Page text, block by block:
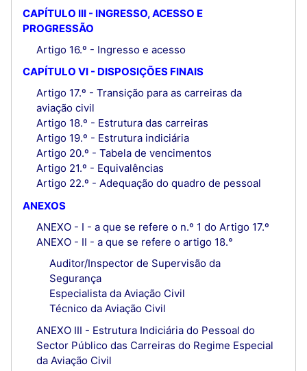
CAPÍTULO III - INGRESSO, ACESSO E
PROGRESSÃO
Artigo 16.º - Ingresso e acesso
CAPÍTULO VI - DISPOSIÇÕES FINAIS
Artigo 17.º - Transição para as carreiras da
aviação civil
Artigo 18.º - Estrutura das carreiras
Artigo 19.º - Estrutura indiciária
Artigo 20.º - Tabela de vencimentos
Artigo 21.º - Equivalências
Artigo 22.º - Adequação do quadro de pessoal
ANEXOS
ANEXO - I - a que se refere o n.º 1 do Artigo 17.º
ANEXO - II - a que se refere o artigo 18.°
Auditor/Inspector de Supervisão da
Segurança
Especialista da Aviação Civil
Técnico da Aviação Civil
ANEXO III - Estrutura Indiciária do Pessoal do
Sector Público das Carreiras do Regime Especial
da Aviação Civil